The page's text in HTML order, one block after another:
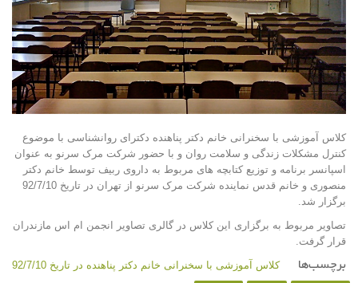
کلاس آموزشی با سخنرانی خانم دکتر پناهنده دکترای روانشناسی با موضوع
کنترل مشکلات زندگی و سلامت روان و با حضور شرکت مرک سرنو به عنوان
اسپانسر برنامه و توزیع کتابچه های مربوط به داروی ربیف توسط خانم دکتر
منصوری و خانم قدس نماینده شرکت مرک سرنو از تهران در تاریخ 92/7/10
برگزار شد.
تصاویر مربوط به برگزاری این کلاس در گالری تصاویر انجمن ام اس مازندران
قرار گرفت.
کلاس آموزشی با سخنرانی خانم دکتر پناهنده در تاریخ 92/7/10
برچسب‌ها